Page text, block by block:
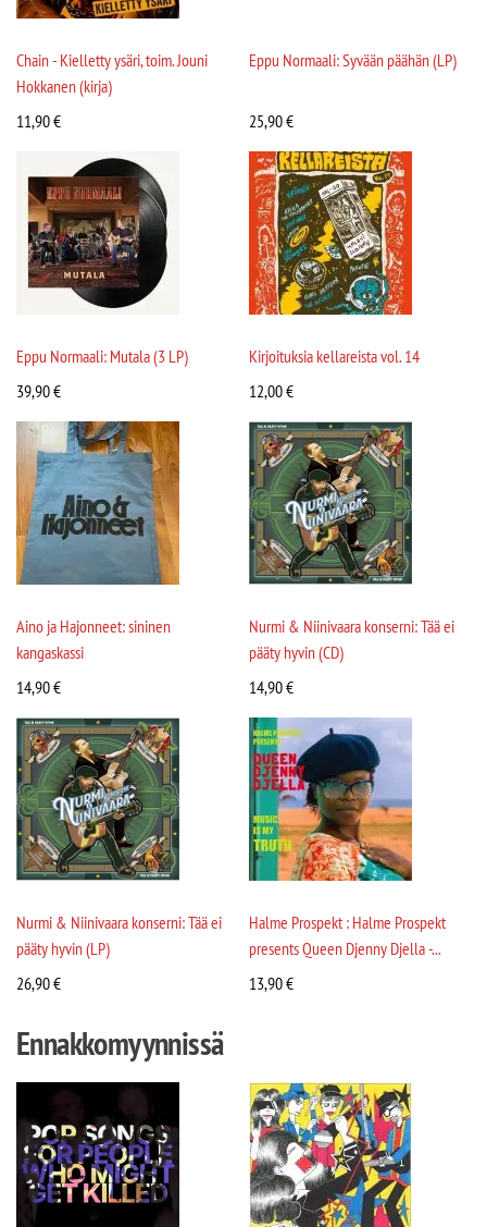
Chain - Kielletty ysäri, toim. Jouni
Hokkanen (kirja)
11,90€
Eppu Normaali: Syvään päähän (LP)
25,90€
Eppu Normaali: Mutala (3 LP)
39,90€
Kirjoituksia kellareista vol. 14
12,00€
Aino ja Hajonneet: sininen
kangaskassi
14,90€
Nurmi & Niinivaara konserni: Tää ei
pääty hyvin (CD)
14,90€
Nurmi & Niinivaara konserni: Tää ei
pääty hyvin (LP)
26,90€
Halme Prospekt : Halme Prospekt
presents Queen Djenny Djella -...
13,90€
Ennakkomyynnissä